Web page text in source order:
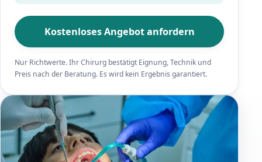
Kostenloses Angebot anfordern
Nur Richtwerte. Ihr Chirurg bestätigt Eignung, Technik und
Preis nach der Beratung. Es wird kein Ergebnis garantiert.